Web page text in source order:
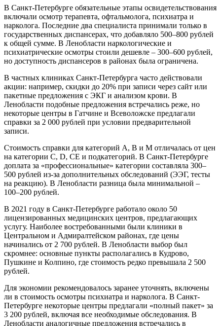
В Санкт-Петербурге обязательные этапы освидетельствования
включали осмотр терапевта, офтальмолога, психиатра и
нарколога. Последние два специалиста принимали только в
государственных диспансерах, что добавляло 500–800 рублей
к общей сумме. В Ленобласти наркологические и
психиатрические осмотры стоили дешевле – 300–600 рублей,
но доступность диспансеров в районах была ограничена.
В частных клиниках Санкт-Петербурга часто действовали
акции: например, скидки до 20% при записи через сайт или
пакетные предложения с ЭКГ и анализом крови. В
Ленобласти подобные предложения встречались реже, но
некоторые центры в Гатчине и Всеволожске предлагали
справки за 2 000 рублей при условии предварительной
записи.
Стоимость справки для категорий A, B и M отличалась от цен
на категории C, D, CE и подкатегорий. В Санкт-Петербурге
доплата за «профессиональные» категории составляла 300–
500 рублей из-за дополнительных обследований (ЭЭГ, тесты
на реакцию). В Ленобласти разница была минимальной –
100–200 рублей.
В 2021 году в Санкт-Петербурге работало около 50
лицензированных медицинских центров, предлагающих
услугу. Наиболее востребованными были клиники в
Центральном и Адмиралтейском районах, где цены
начинались от 2 700 рублей. В Ленобласти выбор был
скромнее: основные пункты располагались в Кудрово,
Пушкине и Колпино, где стоимость редко превышала 2 500
рублей.
Для экономии рекомендовалось заранее уточнять, включены
ли в стоимость осмотры психиатра и нарколога. В Санкт-
Петербурге некоторые центры предлагали «полный пакет» за
3 200 рублей, включая все необходимые обследования. В
Ленобласти аналогичные предложения встречались в